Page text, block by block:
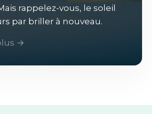
rappelez-vous, le soleil
par briller à nouveau.
→